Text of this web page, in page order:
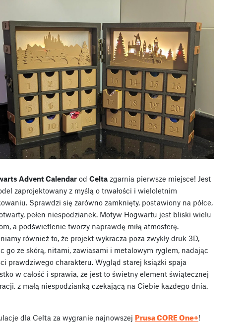
Advent Calendar od Celta zgarnia pierwsze miejsce! Jest
zaprojektowany z myślą o trwałości i wieloletnim
Sprawdzi się zarówno zamknięty, postawiony na półce,
pełen niespodzianek. Motyw Hogwartu jest bliski wielu
a podświetlenie tworzy naprawdę miłą atmosferę.
również to, że projekt wykracza poza zwykły druk 3D,
go ze skórą, nitami, zawiasami i metalowym ryglem, nadając
prawdziwego charakteru. Wygląd starej książki spaja
w całość i sprawia, że jest to świetny element świątecznej
z małą niespodzianką czekającą na Ciebie każdego dnia.
dla Celta za wygranie najnowszej Prusa CORE One+!